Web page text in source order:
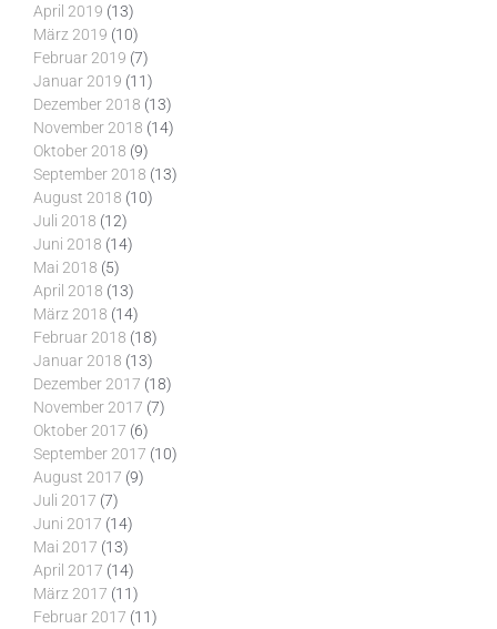
April 2019 (13)
März 2019 (10)
Februar 2019 (7)
Januar 2019 (11)
Dezember 2018 (13)
November 2018 (14)
Oktober 2018 (9)
September 2018 (13)
August 2018 (10)
Juli 2018 (12)
Juni 2018 (14)
Mai 2018 (5)
April 2018 (13)
März 2018 (14)
Februar 2018 (18)
Januar 2018 (13)
Dezember 2017 (18)
November 2017 (7)
Oktober 2017 (6)
September 2017 (10)
August 2017 (9)
Juli 2017 (7)
Juni 2017 (14)
Mai 2017 (13)
April 2017 (14)
März 2017 (11)
Februar 2017 (11)